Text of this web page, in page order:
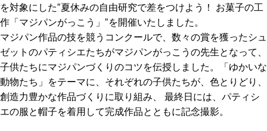
を対象にした”夏休みの自由研究で差をつけよう！ お菓子の工
作「マジパンがっこう」”を開催いたしました。
マジパン作品の技を競うコンクールで、数々の賞を獲ったシュ
ゼットのパティシエたちがマジパンがっこうの先生となって、
子供たちにマジパンづくりのコツを伝授しました。「ゆかいな
動物たち」をテーマに、それぞれの子供たちが、色とりどり、
創造力豊かな作品づくりに取り組み、 最終日には、パティシ
エの服と帽子を着用して完成作品とともに記念撮影。